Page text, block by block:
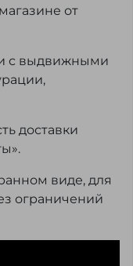
от
с выдвижными
доставки
виде, для
ограничений